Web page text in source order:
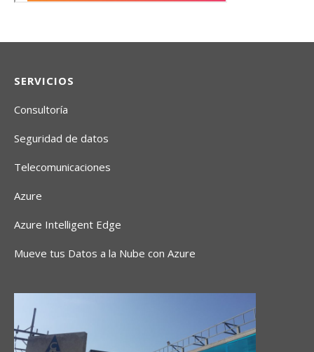
SERVICIOS
Consultoría
Seguridad de datos
Telecomunicaciones
Azure
Azure Intelligent Edge
Mueve tus Datos a la Nube con Azure